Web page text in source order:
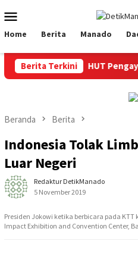
ke
kontenMobile
Home Berita Manado
Berita Terkini
Sulut HUT
Beranda Berita
Indonesia Tolak
Luar Negeri
Redaktur DetikManado
5 November 2019
Presiden Jokowi ketika berbicara pada
Impact Exhibition and Convention Center,